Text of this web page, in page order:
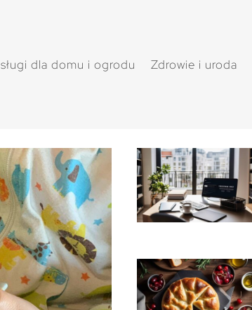
dla domu i ogrodu Zdrowie i uroda